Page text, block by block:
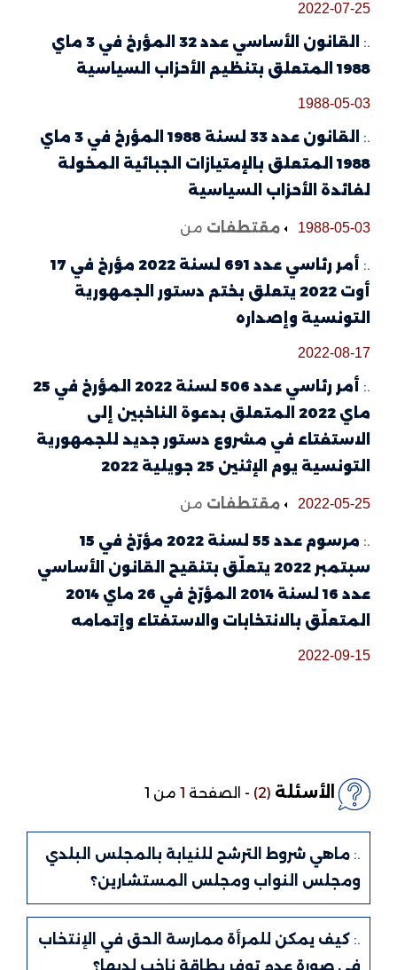
2022-07-25
القانون الأساسي عدد 32 المؤرخ في 3 ماي
1988 المتعلق بتنظيم الأحزاب السياسية
1988-05-03
القانون عدد 33 لسنة 1988 المؤرخ في 3 ماي
1988 المتعلق بالإمتيازات الجبائية المخولة
لفائدة الأحزاب السياسية
1988-05-03 مقتطفات من
أمر رئاسي عدد 691 لسنة 2022 مؤرخ في 17
أوت 2022 يتعلق بختم دستور الجمهورية
التونسية وإصداره
2022-08-17
أمر رئاسي عدد 506 لسنة 2022 المؤرخ في 25
ماي 2022 المتعلق بدعوة الناخبين إلى
الاستفتاء في مشروع دستور جديد للجمهورية
التونسية يوم الإثنين 25 جويلية 2022
2022-05-25 مقتطفات من
مرسوم عدد 55 لسنة 2022 مؤرّخ في 15
سبتمبر 2022 يتعلّق بتنقيح القانون الأساسي
عدد 16 لسنة 2014 المؤرّخ في 26 ماي 2014
المتعلّق بالانتخابات والاستفتاء وإتمامه
2022-09-15
الأسئلة (2)
-الصفحة1من 1
ماهي شروط الترشح للنيابة بالمجلس البلدي
ومجلس النواب ومجلس المستشارين؟
كيف يمكن للمرأة ممارسة الحق في الإنتخاب
في صورة عدم توفر بطاقة ناخب لديها؟